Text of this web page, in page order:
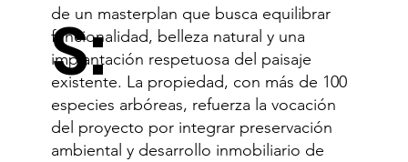
S:
de un masterplan que busca equilibrar
funcionalidad, belleza natural y una
implantación respetuosa del paisaje
existente. La propiedad, con más de 100
especies arbóreas, refuerza la vocación
del proyecto por integrar preservación
ambiental y desarrollo inmobiliario de